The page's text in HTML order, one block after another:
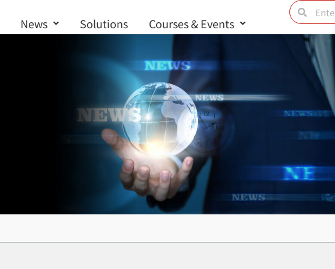
News Solutions Courses & Events
SearchSearch